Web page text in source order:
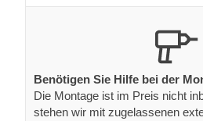
Benötigen Sie Hilfe bei der
Die Montage ist im Preis nicht
stehen wir mit zugelassenen